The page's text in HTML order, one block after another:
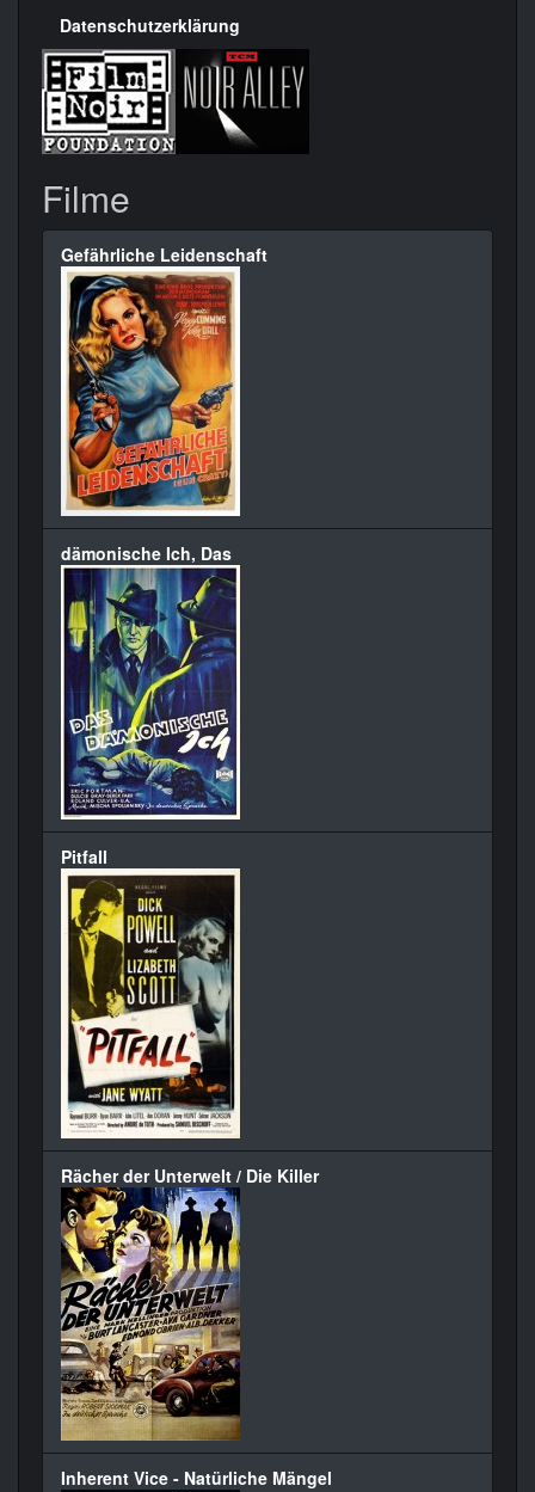
Datenschutzerklärung
Filme
Gefährliche Leidenschaft
dämonische Ich, Das
Pitfall
Rächer der Unterwelt / Die Killer
Inherent Vice - Natürliche Mängel